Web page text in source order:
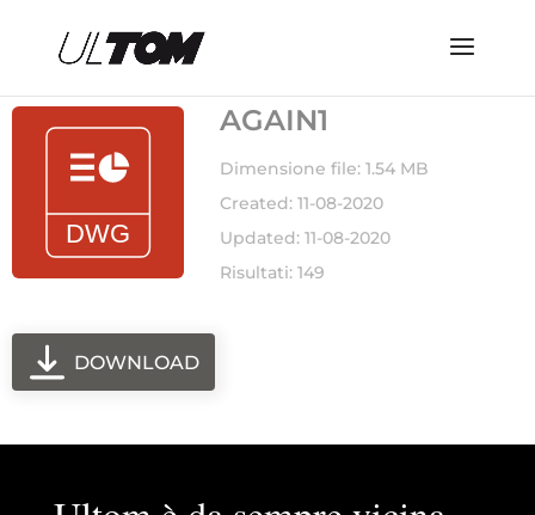
AGAIN1
Dimensione file: 1.54 MB
Created: 11-08-2020
Updated: 11-08-2020
Risultati: 149
DOWNLOAD